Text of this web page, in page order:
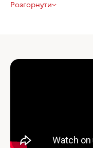
Розгорнути